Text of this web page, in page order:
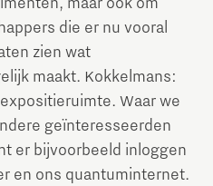
maar ook om
die er nu vooral
zien wat
maakt. Kokkelmans:
Waar we
geïnteresseerden
er bijvoorbeeld inloggen
en ons quantuminternet.